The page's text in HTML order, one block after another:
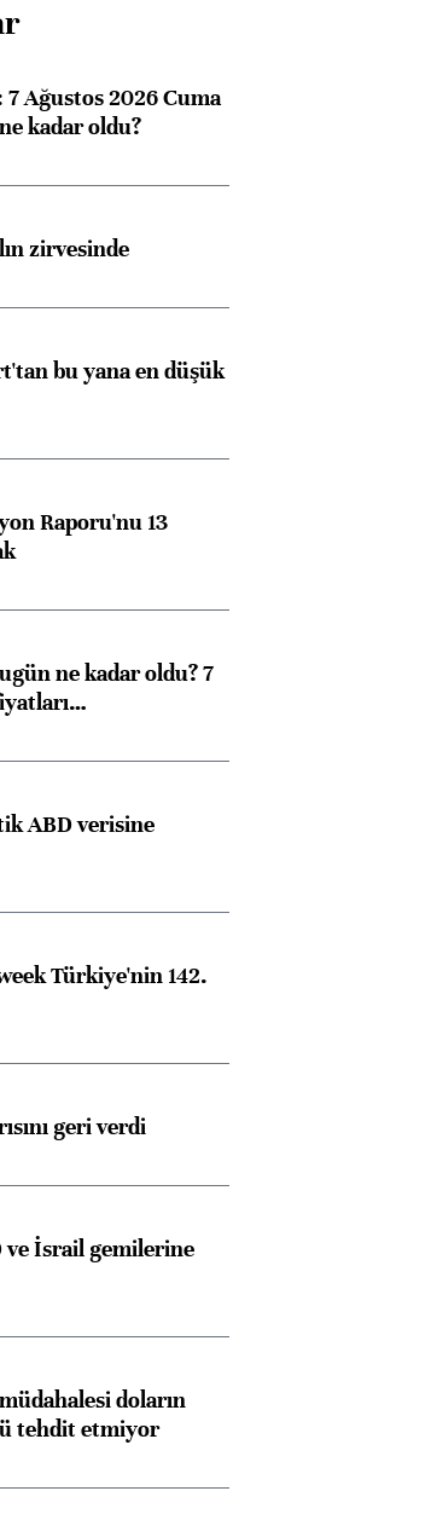
Ağustos 2026 Cuma
kadar oldu?
zirvesinde
bu yana en düşük
Raporu'nu 13
ne kadar oldu? 7
ABD verisine
Türkiye'nin 142.
geri verdi
ve İsrail gemilerine
doların
tehdit etmiyor